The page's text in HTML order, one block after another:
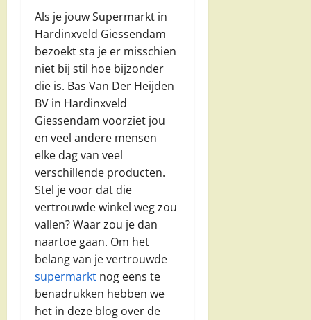
Als je jouw Supermarkt in
Hardinxveld Giessendam
bezoekt sta je er misschien
niet bij stil hoe bijzonder
die is. Bas Van Der Heijden
BV in Hardinxveld
Giessendam voorziet jou
en veel andere mensen
elke dag van veel
verschillende producten.
Stel je voor dat die
vertrouwde winkel weg zou
vallen? Waar zou je dan
naartoe gaan. Om het
belang van je vertrouwde
supermarkt nog eens te
benadrukken hebben we
het in deze blog over de